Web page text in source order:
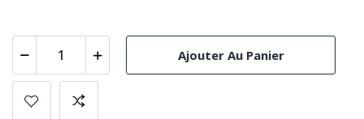
Ajouter Au Panier